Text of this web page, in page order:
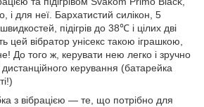
і для неї. Бархатистий силікон, 5
підігрів до 38℃ і цілих дві
цей вібратор унісекс такою іграшкою,
До того ж, керувати нею легко і зручно
керування (батарейка
з вібрацією — те, що потрібно для